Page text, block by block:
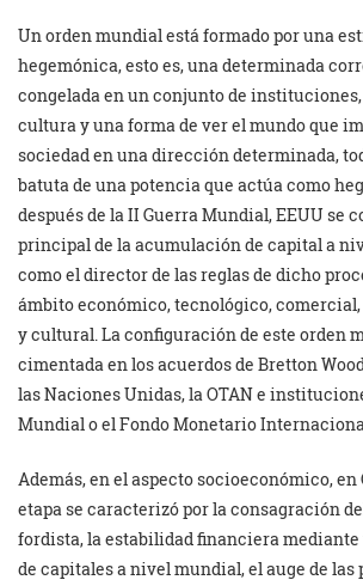
Un orden mundial está formado por una
hegemónica, esto es, una determinada
congelada en un conjunto de
cultura y una forma de ver el mundo que
sociedad en una dirección determinada,
batuta de una potencia que actúa como
después de la II Guerra Mundial, EEUU se
principal de la acumulación de capital a
como el director de las reglas de dicho
ámbito económico, tecnológico,
y cultural. La configuración de este orden
cimentada en los acuerdos de Bretton
las Naciones Unidas, la OTAN e
Mundial o el Fondo Monetario
Además, en el aspecto socioeconómico,
etapa se caracterizó por la consagración
fordista, la estabilidad financiera
de capitales a nivel mundial, el auge de